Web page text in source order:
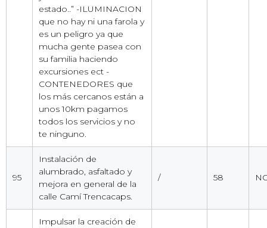
estado..” -ILUMINACION
que no hay ni una farola y
es un peligro ya que
mucha gente pasea con
su familia haciendo
excursiones ect -
CONTENEDORES que
los más cercanos están a
unos 10km pagamos
todos los servicios y no
te ninguno.
95
Instalación de
alumbrado, asfaltado y
mejora en general de la
calle Camí Trencacaps.
/ 58
Impulsar la creación de